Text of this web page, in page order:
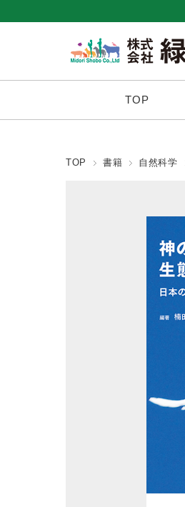
TOP
TOP 書籍 自然科学